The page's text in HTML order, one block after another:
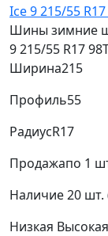
Шины зимние
9 215/55 R17
Ширина215
Профиль55
РадиусR17
Продажапо 1
Наличие20 шт.
Низкая Высокая